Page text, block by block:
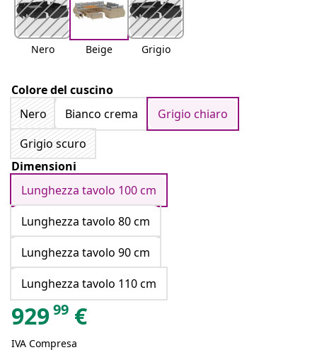
Nero Beige Grigio
Colore del cuscino
Nero
Bianco crema
Grigio chiaro
Grigio scuro
Dimensioni
Lunghezza tavolo 100 cm
Lunghezza tavolo 80 cm
Lunghezza tavolo 90 cm
Lunghezza tavolo 110 cm
92999 €
IVA Compresa